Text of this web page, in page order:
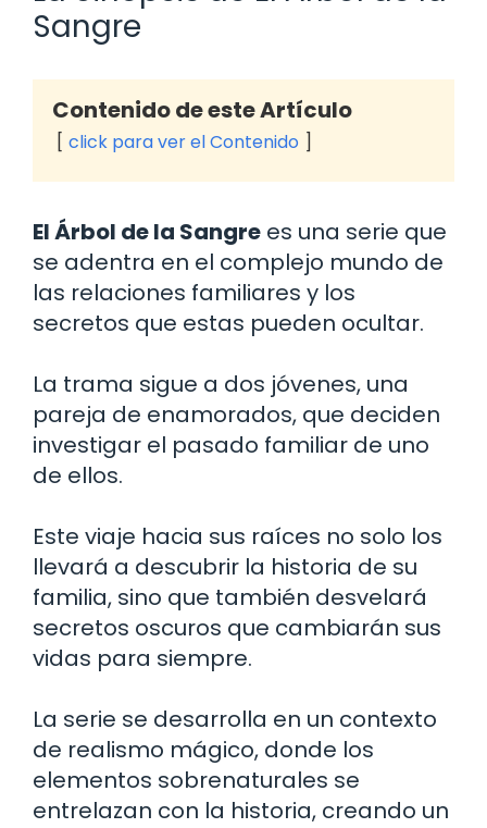
Sangre
Contenido de este Artículo
click para ver el Contenido
El Árbol de la Sangre es una serie que
se adentra en el complejo mundo de
las relaciones familiares y los
secretos que estas pueden ocultar.
La trama sigue a dos jóvenes, una
pareja de enamorados, que deciden
investigar el pasado familiar de uno
de ellos.
Este viaje hacia sus raíces no solo los
llevará a descubrir la historia de su
familia, sino que también desvelará
secretos oscuros que cambiarán sus
vidas para siempre.
La serie se desarrolla en un contexto
de realismo mágico, donde los
elementos sobrenaturales se
entrelazan con la historia, creando un